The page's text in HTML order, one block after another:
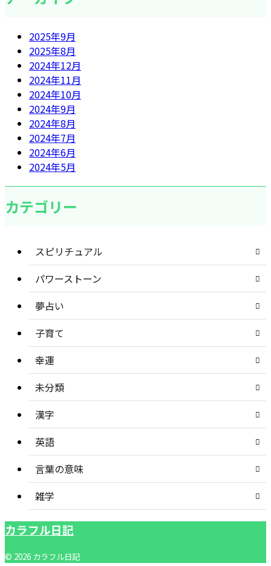
2025年9月
2025年8月
2024年12月
2024年11月
2024年10月
2024年9月
2024年8月
2024年7月
2024年6月
2024年5月
カテゴリー
スピリチュアル
パワーストーン
夢占い
子育て
幸運
未分類
漢字
英語
言葉の意味
雑学
カラフル日記
© 2026 カラフル日記